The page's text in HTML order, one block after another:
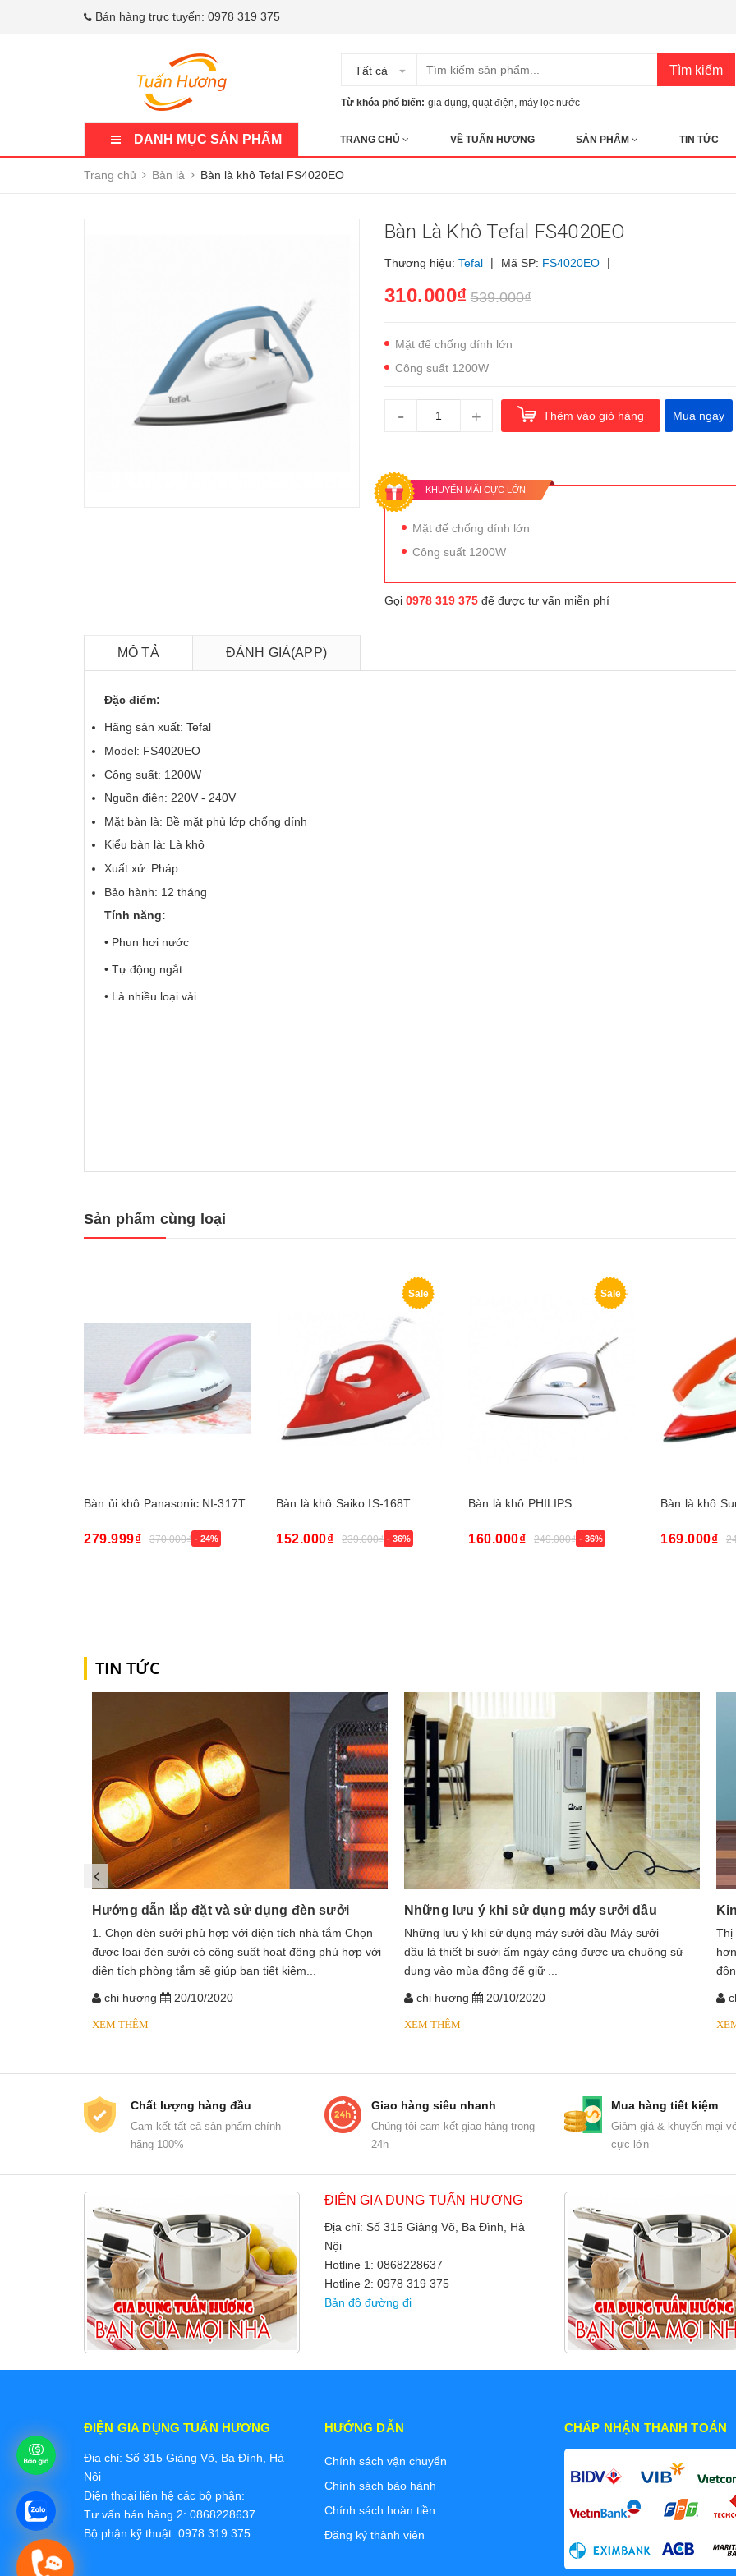
Bán hàng trực tuyến: 0978 319 375
Tất cả Tìm kiếm
Từ khóa phổ biến: gia dụng, quạt điện, máy lọc nước
DANH MỤC SẢN PHẨM TRANG CHỦ VỀ TUẤN HƯƠNG SẢN PHẨM TIN TỨC
Trang chủ Bàn là Bàn là khô Tefal FS4020EO
Bàn Là Khô Tefal FS4020EO
Thương hiệu: Tefal | Mã SP: FS4020EO |
310.000₫ 539.000₫
Mặt đế chống dính lớn
Công suất 1200W
- + Thêm vào giỏ hàng Mua ngay
KHUYẾN MÃI CỰC LỚN
Mặt đế chống dính lớn
Công suất 1200W
Gọi 0978 319 375để được tư vấn miễn phí
MÔ TẢ ĐÁNH GIÁ(APP)
Đặc điểm:
Hãng sản xuất: Tefal
Model: FS4020EO
Công suất: 1200W
Nguồn điện: 220V - 240V
Mặt bàn là: Bề mặt phủ lớp chống dính
Kiểu bàn là: Là khô
Xuất xứ: Pháp
Bảo hành: 12 tháng
Tính năng:
• Phun hơi nước
• Tự động ngắt
• Là nhiều loại vải
Sản phẩm cùng loại
Bàn ủi khô Panasonic NI-317T
279.999₫ 370.000₫ - 24%
Sale
Bàn là khô Saiko IS-168T
152.000₫ 239.000₫ - 36%
Sale
Bàn là khô PHILIPS
160.000₫ 249.000₫ - 36%
Bàn là khô
169.000₫
TIN TỨC
Hướng dẫn lắp đặt và sử dụng đèn sưởi
1. Chọn đèn sưởi phù hợp với diện tích nhà tắm Chọn
được loại đèn sưởi có công suất hoạt động phù hợp với
diện tích phòng tắm sẽ giúp bạn tiết kiệm...
chị hương 20/10/2020
XEM THÊM
Những lưu ý khi sử dụng máy sưởi dầu
​​​​​​Những lưu ý khi sử dụng máy sưởi dầu Máy sưởi
dầu là thiết bị sưởi ấm ngày càng được ưa chuộng sử
dụng vào mùa đông để giữ ...
chị hương 20/10/2020
XEM THÊM
Thị
Chất lượng hàng đầu
Cam kết tất cả sản phẩm chính
hãng 100%
Giao hàng siêu nhanh
Chúng tôi cam kết giao hàng trong
24h
Mua hàng tiết kiệm
Giảm giá & khuyến mại
cực lớn
ĐIỆN GIA DỤNG TUẤN HƯƠNG
Địa chỉ: Số 315 Giảng Võ, Ba Đình, Hà
Nội
Hotline 1: 0868228637
Hotline 2: 0978 319 375
Bản đồ đường đi
ĐIỆN GIA DỤNG TUẤN HƯƠNG
Địa chỉ: Số 315 Giảng Võ, Ba Đình, Hà
Nội
Điện thoại liên hệ các bộ phận:
Tư vấn bán hàng 2: 0868228637
Bộ phận kỹ thuật: 0978 319 375
HƯỚNG DẪN
Chính sách vận chuyển
Chính sách bảo hành
Chính sách hoàn tiền
Đăng ký thành viên
CHẤP NHẬN THANH TOÁN